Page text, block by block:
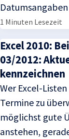
1 Minuten Lesezeit
Excel 2010:
03/2012:
kennzeichnen
Wer Excel-
Termine zu
möglichst gute
anstehen,